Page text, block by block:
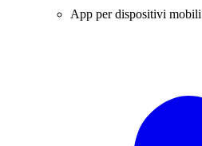
App per dispositivi mobili